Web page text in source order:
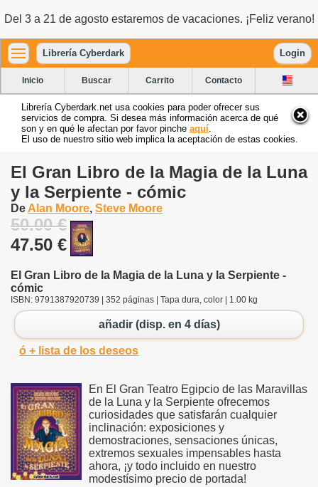
Del 3 a 21 de agosto estaremos de vacaciones. ¡Feliz verano!
Librería Cyberdark Login
Inicio Buscar Carrito Contacto
Librería Cyberdark.net usa cookies para poder ofrecer sus
servicios de compra. Si desea más información acerca de qué
son y en qué le afectan por favor pinche aquí
El uso de nuestro sitio web implica la aceptación de estas cookies.
El Gran Libro de la Magia de la Luna
y la Serpiente - cómic
De Alan Moore, Steve Moore
50.00 €
47.50 €
El Gran Libro de la Magia de la Luna y la Serpiente -
cómic
ISBN: 9791387920739 | 352 páginas | Tapa dura, color | 1.00 kg
añadir (disp. en 4 días)
ó + lista de los deseos
En El Gran Teatro Egipcio de las Maravillas
de la Luna y la Serpiente ofrecemos
curiosidades que satisfarán cualquier
inclinación: exposiciones y
demostraciones, sensaciones únicas,
extremos sexuales impensables hasta
ahora, ¡y todo incluido en nuestro
modestísimo precio de portada!